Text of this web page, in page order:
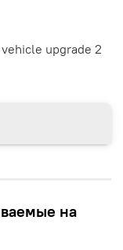
upgrade 2
на